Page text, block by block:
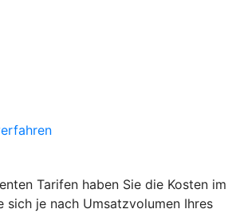
Tarifen haben Sie die Kosten im
sich je nach Umsatzvolumen Ihres